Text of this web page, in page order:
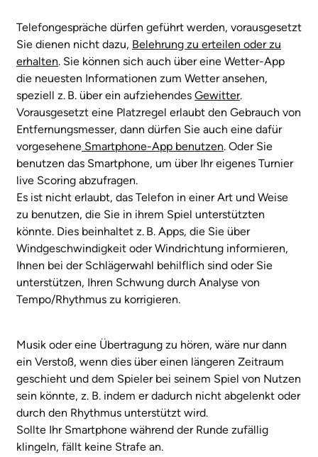
Telefongespräche dürfen geführt werden, vorausgesetzt
Sie dienen nicht dazu, Belehrung zu erteilen oder zu
erhalten. Sie können sich auch über eine Wetter-App
die neuesten Informationen zum Wetter ansehen,
speziell z. B. über ein aufziehendes Gewitter.
Vorausgesetzt eine Platzregel erlaubt den Gebrauch von
Entfernungsmesser, dann dürfen Sie auch eine dafür
vorgesehene Smartphone-App benutzen. Oder Sie
benutzen das Smartphone, um über Ihr eigenes Turnier
live Scoring abzufragen.
Es ist nicht erlaubt, das Telefon in einer Art und Weise
zu benutzen, die Sie in ihrem Spiel unterstützten
könnte. Dies beinhaltet z. B. Apps, die Sie über
Windgeschwindigkeit oder Windrichtung informieren,
Ihnen bei der Schlägerwahl behilflich sind oder Sie
unterstützen, ­Ihren Schwung durch Analyse von
Tempo/Rhythmus zu korrigieren.
Musik oder eine Übertragung zu hören, wäre nur dann
ein Verstoß, wenn dies über einen längeren Zeitraum
geschieht und dem Spieler bei seinem Spiel von Nutzen
sein könnte, z. B. indem er dadurch nicht abgelenkt oder
durch den Rhythmus unterstützt wird.
Sollte Ihr Smartphone während der Runde zufällig
klingeln, fällt keine Strafe an.